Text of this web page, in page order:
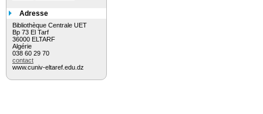
Adresse
Bibliothèque Centrale UET
Bp 73 El Tarf
36000 ELTARF
Algérie
038 60 29 70
contact
www.cuniv-eltaref.edu.dz